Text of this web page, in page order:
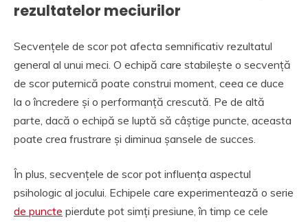
rezultatelor meciurilor
Secvențele de scor pot afecta semnificativ rezultatul
general al unui meci. O echipă care stabilește o secvență
de scor puternică poate construi moment, ceea ce duce
la o încredere și o performanță crescută. Pe de altă
parte, dacă o echipă se luptă să câștige puncte, aceasta
poate crea frustrare și diminua șansele de succes.
În plus, secvențele de scor pot influența aspectul
psihologic al jocului. Echipele care experimentează o serie
de puncte pierdute pot simți presiune, în timp ce cele